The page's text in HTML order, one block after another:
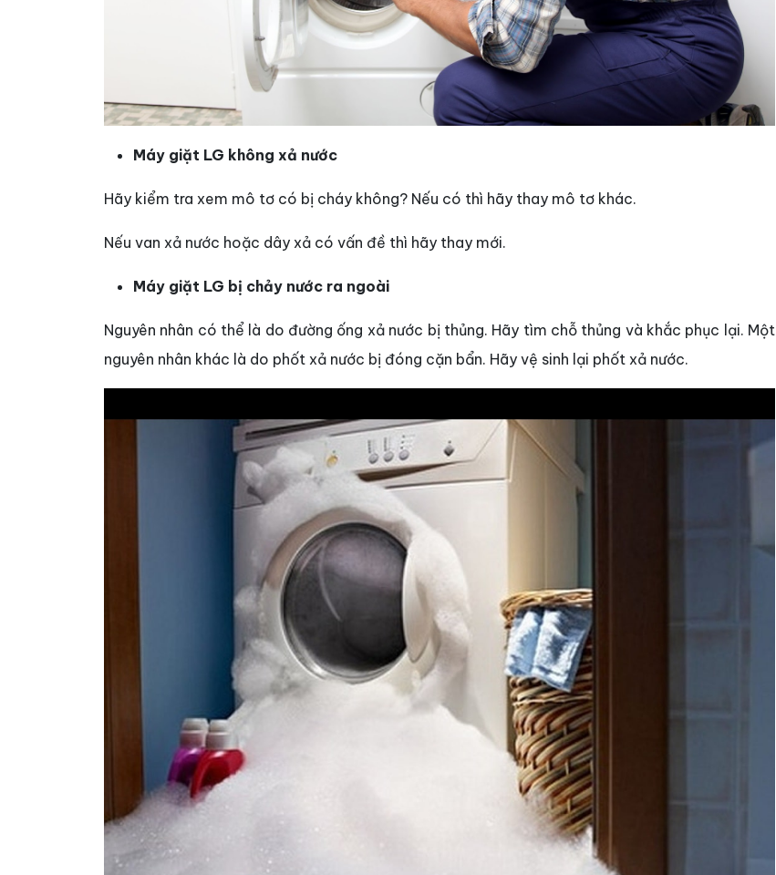
Máy giặt LG không xả nước
Hãy kiểm tra xem mô tơ có bị cháy không? Nếu có thì hãy thay mô tơ khác.
Nếu van xả nước hoặc dây xả có vấn đề thì hãy thay mới.
Máy giặt LG bị chảy nước ra ngoài
Nguyên nhân có thể là do đường ống xả nước bị thủng. Hãy tìm chỗ thủng và khắc phục lại. Một
nguyên nhân khác là do phốt xả nước bị đóng cặn bẩn. Hãy vệ sinh lại phốt xả nước.